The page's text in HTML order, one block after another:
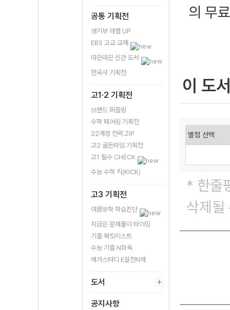
공통 기획전
생기부 레벨 UP
EBS 고교 교재
따끈따끈 신간 도서
한국사 기획전
고1·2 기획전
브랜드 퍼즐링
수학 페어링 기획전
22개정 전략.ZIP
고2 골든타임 기획전
고1 필수 CHECK
수능 수학 킥(KICK)
고3 기획전
여름방학 학습진단
지금은 문제풀이 타이밍
기출 북킷리스트
수능 기출 N회독
메가스터디 E실전N제
도서
공지사항
의 무
이 도
* 한줄
삭제될